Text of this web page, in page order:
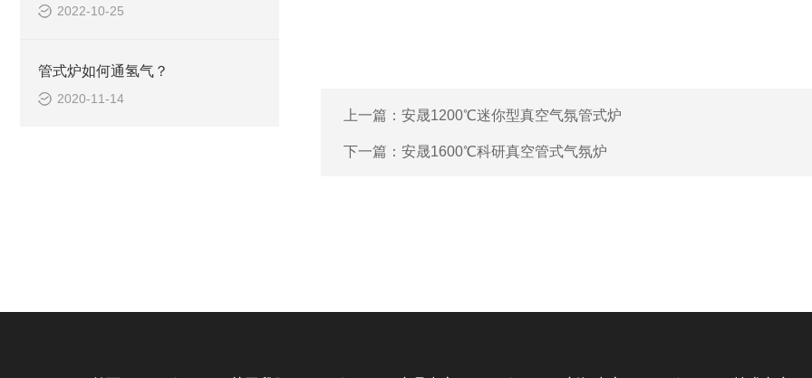
2022-10-25
管式炉如何通氢气？
2020-11-14
上一篇： 安晟1200℃迷你型真空气氛管式炉
下一篇： 安晟1600℃科研真空管式气氛炉